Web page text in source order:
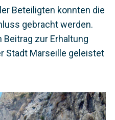
Beteiligten konnten die
gebracht werden.
Beitrag zur Erhaltung
Stadt Marseille geleistet